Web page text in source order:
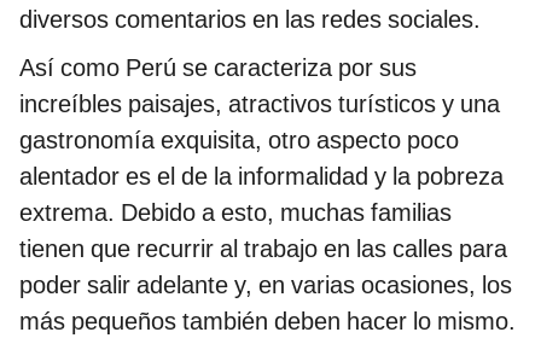
diversos comentarios en las redes sociales.
Así como Perú se caracteriza por sus
increíbles paisajes, atractivos turísticos y una
gastronomía exquisita, otro aspecto poco
alentador es el de la informalidad y la pobreza
extrema. Debido a esto, muchas familias
tienen que recurrir al trabajo en las calles para
poder salir adelante y, en varias ocasiones, los
más pequeños también deben hacer lo mismo.